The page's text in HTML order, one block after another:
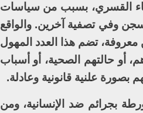
الاختفاء القسري، بسبب من سياسات
وفي تصفية آخرين. والواقع
تضم هذا العدد المهول
أو حالتهم الصحية، أو أسباب
بصورة علنية قانونية وعادلة.
بجرائم ضد الإنسانية، ومن